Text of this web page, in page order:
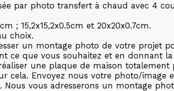
par photo transfert à chaud avec 4
; 15,2x15,2x0.5cm et 20x20x0.7cm.
choix.
un montage photo de votre projet
ce que vous souhaitez et en donnant
une plaque de maison
cela. Envoyez nous votre photo/
vous adresserons un montage